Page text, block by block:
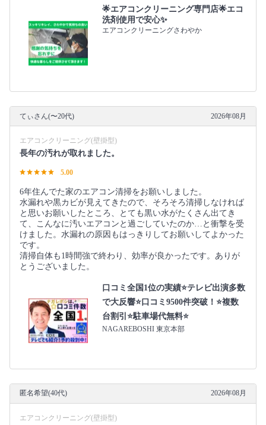
🌟エアコンクリーニング専門店🌟エコ
洗剤使用で安心✨
エアコンクリーニングさわやか
てぃさん(〜20代) 2026年08月
エアコンクリーニング(壁掛型)
長年の汚れが取れました。
5.00
6年住んでた家のエアコン清掃をお願いしました。
水漏れや黒カビが見えてきたので、そろそろ清掃しなければ
と思いお願いしたところ、とても黒い水がたくさん出てき
て、こんなに汚いエアコンと過ごしていたのか…と衝撃を受
けました。水漏れの原因もはっきりしてお願いしてよかった
です。
清掃自体も1時間強で終わり、効率が良かったです。ありが
とうございました。
口コミ全国1位の実績⭐テレビ出演多数
で大反響⭐口コミ9500件突破！⭐複数
台割引⭐駐車場代無料⭐
NAGAREBOSHI 東京本部
匿名希望(40代) 2026年08月
エアコンクリーニング(壁掛型)